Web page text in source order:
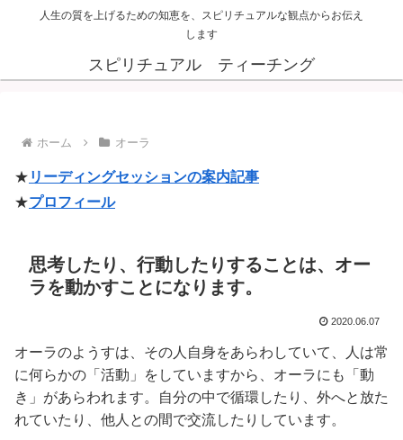
人生の質を上げるための知恵を、スピリチュアルな観点からお伝え
します
スピリチュアル ティーチング
ホーム オーラ
★ リーディングセッションの案内記事
★プロフィール
思考したり、行動したりすることは、オー
ラを動かすことになります。
2020.06.07
オーラのようすは、その人自身をあらわしていて、人は常
に何らかの「活動」をしていますから、オーラにも「動
き」があらわれます。自分の中で循環したり、外へと放た
れていたり、他人との間で交流したりしています。